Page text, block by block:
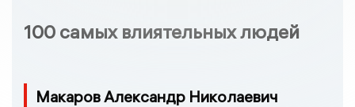
100 самых влиятельных людей
Макаров Александр Николаевич